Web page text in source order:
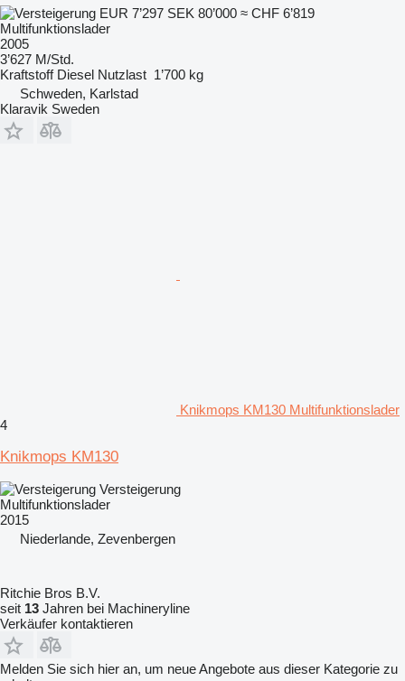
EUR 7’297 SEK 80’000 ≈ CHF 6’819
Multifunktionslader
2005
3’627 M/Std.
Kraftstoff Diesel Nutzlast 1’700 kg
Schweden, Karlstad
Klaravik Sweden
Knikmops KM130 Multifunktionslader
4
Knikmops KM130
Versteigerung
Multifunktionslader
2015
Niederlande, Zevenbergen
Ritchie Bros B.V.
seit 13 Jahren bei Machineryline
Verkäufer kontaktieren
Melden Sie sich hier an, um neue Angebote aus dieser Kategorie zu